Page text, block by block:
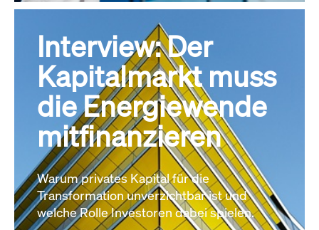
Interview: Der
Kapitalmarkt muss
die Energiewende
mitfinanzieren
Warum privates Kapital für die
Transformation unverzichtbar ist und
welche Rolle Investoren dabei spielen.